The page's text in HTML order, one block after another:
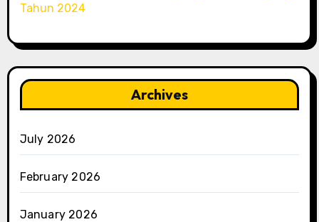
Tahun 2024
Archives
July 2026
February 2026
January 2026